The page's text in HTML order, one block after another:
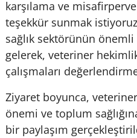
karşılama ve
teşekkür sunmak
sağlık sektörünün
gelerek, veteriner
çalışmaları
Ziyaret boyunca,
önemi ve toplum
bir paylaşım